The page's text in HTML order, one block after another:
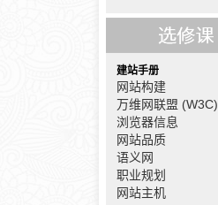
建站手册
网站构建
万维网联盟 (W3C)
浏览器信息
网站品质
语义网
职业规划
网站主机